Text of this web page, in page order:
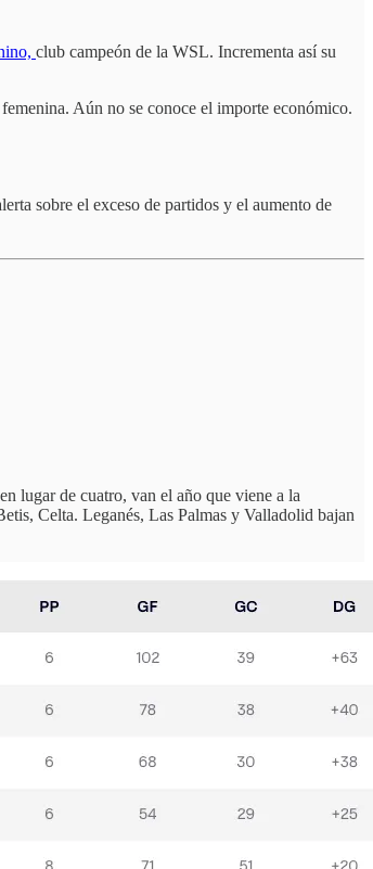
club campeón de la WSL. Incrementa así su
Aún no se conoce el importe económico.
sobre el exceso de partidos y el aumento de
lugar de cuatro, van el año que viene a la
Celta. Leganés, Las Palmas y Valladolid bajan